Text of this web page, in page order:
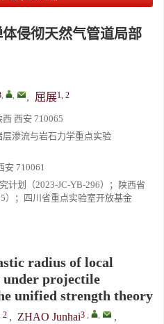
侵彻天然气管道局部
, , , 屈展1, 2
西安 710065
渗流与岩石力学重点实验
安 710061
计划（2023-JC-YB-296）；陕西省
）；四川省重点实验室开放基金
radius of local
under projectile
unified strength theory
2 , ZHAO Junhai3 , ,
,